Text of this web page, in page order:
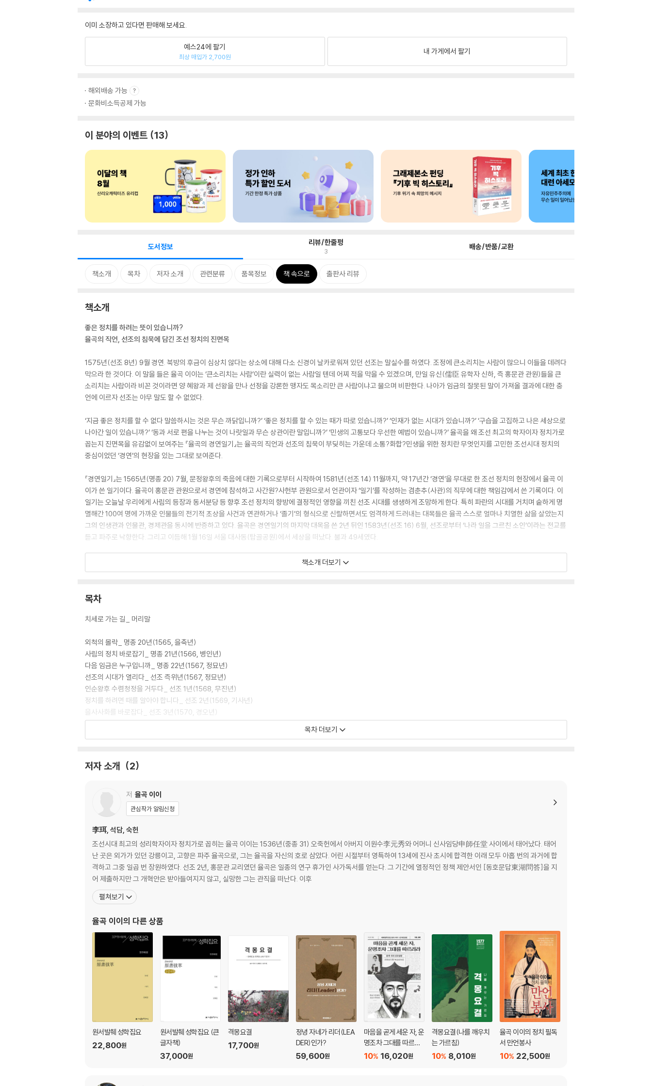
이미 소장하고 있다면 판매해 보세요.
예스24에 팔기
최상 매입가 2,700원
내 가게에서 팔기
해외배송 가능
문화비소득공제 가능
이 분야의 이벤트 13
도서정보 리뷰/한줄평
3 배송/반품/교환
책소개 목차 저자 소개 관련분류 품목정보 책 속으로 출판사 리뷰
책소개
좋은 정치를 하려는 뜻이 있습니까?
율곡의 직언, 선조의 침묵에 담긴 조선 정치의 진면목
1575년(선조 8년) 9월 경연. 북방의 후금이 심상치 않다는 상소에 대해 다소 신경이 날카로워져 있던 선조는 말실수를 하였다. 조정에 큰소리치는 사람이 많으니 이들을 데려다
막으라 한 것이다. 이 말을 들은 율곡 이이는 ‘큰소리치는 사람’이란 실력이 없는 사람일 텐데 어찌 적을 막을 수 있겠으며, 만일 유신(儒臣 유학자 신하, 즉 홍문관 관원)들을 큰
소리치는 사람이라 비꼰 것이라면 양 혜왕과 제 선왕을 만나 선정을 강론한 맹자도 목소리만 큰 사람이냐고 물으며 비판한다. 나아가 임금의 잘못된 말이 가져올 결과에 대한 충
언에 이르자 선조는 아무 말도 할 수 없었다.
‘지금 좋은 정치를 할 수 없다 말씀하시는 것은 무슨 까닭입니까?’ ‘좋은 정치를 할 수 있는 때가 따로 있습니까?’ ‘인재가 없는 시대가 있습니까?’ ‘구습을 고집하고 나은 세상으로
나아간 일이 있습니까?’ ‘동과 서로 편을 나누는 것이 나랏일과 무슨 상관이란 말입니까?’ ‘민생의 고통보다 우선한 예법이 있습니까?’ 율곡을 왜 조선 최고의 학자이자 정치가로
꼽는지 진면목을 유감없이 보여주는 『율곡의 경연일기』는 율곡의 직언과 선조의 침묵이 부딪히는 가운데 소통?화합?민생을 위한 정치란 무엇인지를 고민한 조선시대 정치의
중심이었던 ‘경연’의 현장을 있는 그대로 보여준다.
『경연일기』는 1565년(명종 20) 7월, 문정왕후의 죽음에 대한 기록으로부터 시작하여 1581년(선조 14) 11월까지, 약 17년간 ‘경연’을 무대로 한 조선 정치의 현장에서 율곡 이
이가 쓴 일기이다. 율곡이 홍문관 관원으로서 경연에 참석하고 사간원?사헌부 관원으로서 언관이자 ‘일기’를 작성하는 겸춘추(사관)의 직무에 대한 책임감에서 쓴 기록이다. 이
일기는 오늘날 우리에게 사림의 등장과 동서분당 등 향후 조선 정치의 향방에 결정적인 영향을 끼친 선조 시대를 생생하게 조망하게 한다. 특히 파란의 시대를 거치며 숱하게 명
멸해간 100여 명에 가까운 인물들의 전기적 초상을 사건과 연관하거나 ‘졸기’의 형식으로 신랄하면서도 엄격하게 드러내는 대목들은 율곡 스스로 얼마나 치열한 삶을 살았는지
그의 인생관과 인물관, 경제관을 동시에 반증하고 있다. 율곡은 경연일기의 마지막 대목을 쓴 2년 뒤인 1583년(선조 16) 6월, 선조로부터 ‘나라 일을 그르친 소인’이라는 전교를
듣고 파주로 낙향한다. 그리고 이듬해 1월 16일 서울 대사동(탑골공원)에서 세상을 떠났다. 불과 49세였다.
『율곡의 경연일기』는 역사학자 오항녕 교수(전주대)의 정확하고도 쉬운 번역과 해설로, 동료 학자들과 함께 물두하고 있는『율곡전서』정본화의 첫 결실이다. 오항녕 교수는 『경
연일기』의 번역과 아울러, 이 텍스트가 등장한 시대의 이해를 돕기 위한 쟁점-상복논쟁, 이황과 이이의 차이의 배경, 조광조와 기묘사화, 공안 개정, 군적 정리 등-을 추출하여
책소개 더보기
목차
치세로 가는 길_ 머리말
외척의 몰락_ 명종 20년(1565, 을축년)
사림의 정치 바로잡기_ 명종 21년(1566, 병인년)
다음 임금은 누구입니까_ 명종 22년(1567, 정묘년)
선조의 시대가 열리다_ 선조 즉위년(1567, 정묘년)
인순왕후 수렴청정을 거두다_ 선조 1년(1568, 무진년)
정치를 하려면 때를 알아야 합니다_ 선조 2년(1569, 기사년)
을사사화를 바로잡다_ 선조 3년(1570, 경오년)
한심한 재상 위태로운 나라_ 선조 4년(1571, 신미년)
김효원 편 심의겸 편_ 선조 8년(1575, 을해년)
을사위훈을 삭제하다_ 선조 10년(1577, 정축년)
동인과 서인으로 나누어지다_ 선조 11년(1578, 무인년)
누가 쓴 상소인가_ 선조 12년(1579, 기묘년)
묵은 폐단을 버려야만 나아갈 수 있습니다_ 선조 13년(1580, 경진년)
인재가 없는 시대는 없습니다_ 선조 14년(1581, 신사년)
≪경연일기 깊이 읽기≫
노수신과 숙흥야매잠
사림과 유속의 구분
세대차이로 본 성리학 이황과 이이
조광조, 그리고 기묘사화의 조짐
율곡의 만언소: 만언봉사
공안 개정이 필요했던 이유
황랍사건이 내포한 시대상
부록 선조?이이의 세계도｜이이가 쓴 인물 졸기
찾아보기
목차 더보기
저자 소개 2
저 율곡 이이
관심작가 알림신청
李珥, 석담, 숙헌
조선시대 최고의 성리학자이자 정치가로 꼽히는 율곡 이이는 1536년(중종 31) 오죽헌에서 아버지 이원수李元秀와 어머니 신사임당申師任堂 사이에서 태어났다. 태어
난 곳은 외가가 있던 강릉이고, 고향은 파주 율곡으로, 그는 율곡을 자신의 호로 삼았다. 어린 시절부터 영특하여 13세에 진사 초시에 합격한 이래 모두 아홉 번의 과거에 합
격하고 그중 일곱 번 장원하였다. 선조 2년, 홍문관 교리였던 율곡은 일종의 연구 휴가인 사가독서를 얻는다. 그 기간에 열정적인 정책 제안서인 [동호문답東湖問答]을 지
어 제출하지만 그 개혁안은 받아들여지지 않고, 실망한 그는 관직을 떠난다. 이후
펼쳐보기
율곡 이이 의 다른 상품
원서발췌 성학집요
22,800원
원서발췌 성학집요 (큰
글자책)
37,000원
격몽요결
17,700원
정녕 자네가 리더(LEA
DER)인가?
59,600원
마음을 곧게 세운 자, 운
명조차 그대를 따르리
라
16,020원
10%
격몽요결(나를 깨우치
는 가르침)
8,010원
10%
율곡 이이의 정치 필독
서 만언봉사
22,500원
10%